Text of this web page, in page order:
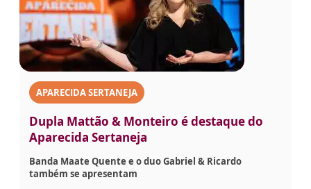
APARECIDA SERTANEJA
Dupla Mattão & Monteiro é destaque do
Aparecida Sertaneja
Banda Maate Quente e o duo Gabriel & Ricardo
também se apresentam